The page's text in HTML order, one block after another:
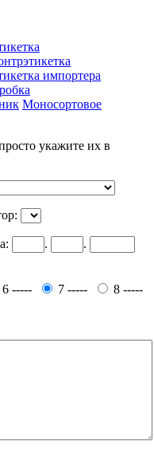
Моносортовое
укажите их в
.
.
6 ----- 7 -----
8 -----